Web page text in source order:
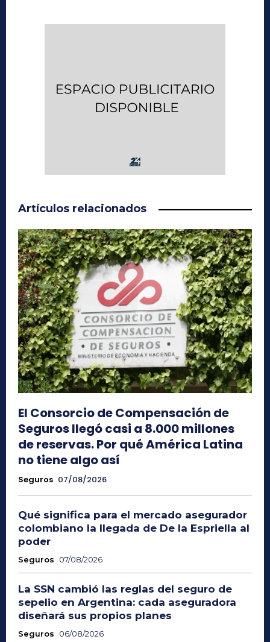
Artículos relacionados
El Consorcio de Compensación de
Seguros llegó casi a 8.000 millones
de reservas. Por qué América Latina
no tiene algo así
Seguros 07/08/2026
Qué significa para el mercado asegurador
colombiano la llegada de De la Espriella al
poder
Seguros 07/08/2026
La SSN cambió las reglas del seguro de
sepelio en Argentina: cada aseguradora
diseñará sus propios planes
Seguros 06/08/2026